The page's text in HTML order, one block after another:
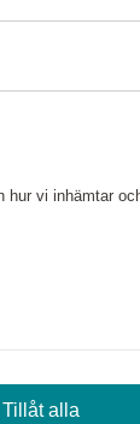
vi inhämtar
Tillåt alla